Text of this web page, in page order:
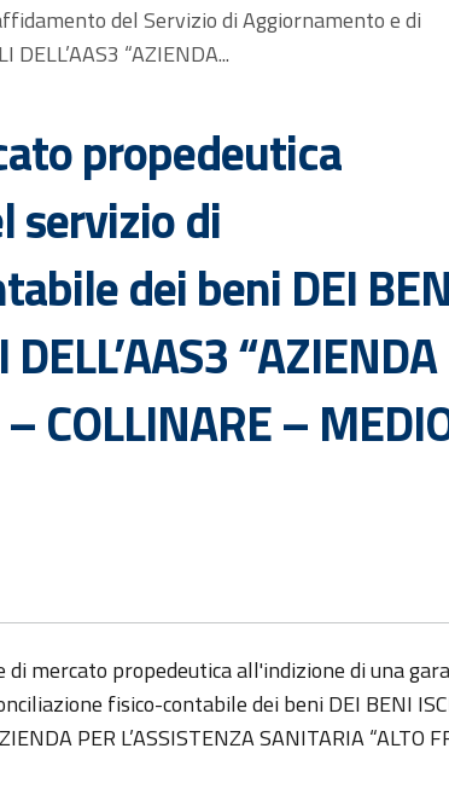
del Servizio di Aggiornamento e di
“AZIENDA...
propedeutica
servizio di
dei beni DEI
“AZIENDA
– COLLINARE –
mercato propedeutica all'indizione di una
fisico-contabile dei beni DEI BENI
PER L’ASSISTENZA SANITARIA “ALTO